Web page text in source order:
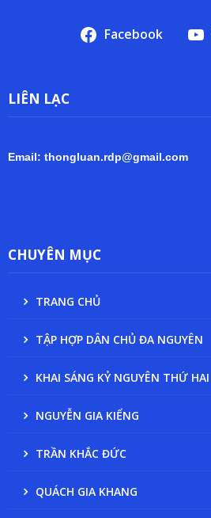
Facebook
LIÊN LẠC
Email: thongluan.rdp@gmail.com
CHUYÊN MỤC
TRANG CHỦ
TẬP HỢP DÂN CHỦ ĐA NGUYÊN
KHAI SÁNG KỶ NGUYÊN THỨ HAI
NGUYỄN GIA KIỂNG
TRẦN KHẮC ĐỨC
QUÁCH GIA KHANG